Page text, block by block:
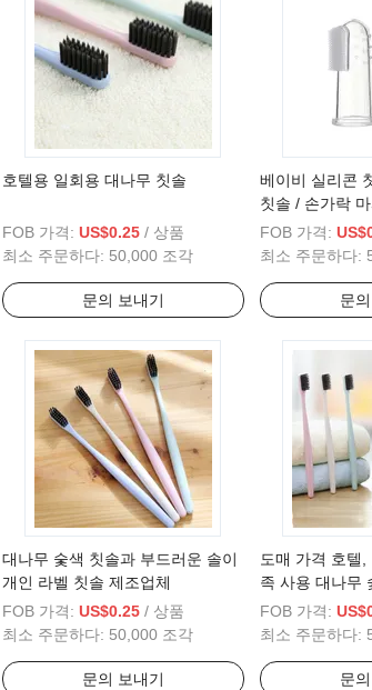
호텔용 일회용 대나무 칫솔
FOB 가격: US$0.25 / 상품
최소 주문하다: 50,000 조각
문의 보내기
베이비 실리콘
칫솔 / 손가락
으로 만들어졌
FOB 가격:
최소 주문하다:
문
대나무 숯색 칫솔과 부드러운 솔이
개인 라벨 칫솔 제조업체
FOB 가격: US$0.25 / 상품
최소 주문하다: 50,000 조각
문의 보내기
도매 가격 호텔
족 사용 대나무
FOB 가격:
최소 주문하다:
문